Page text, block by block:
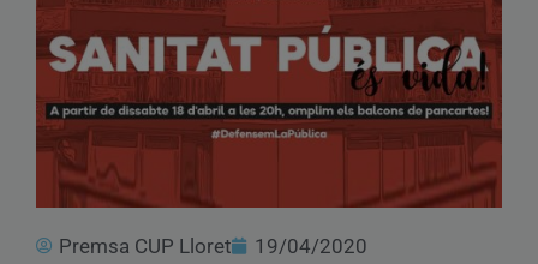
Premsa CUP Lloret 19/04/2020